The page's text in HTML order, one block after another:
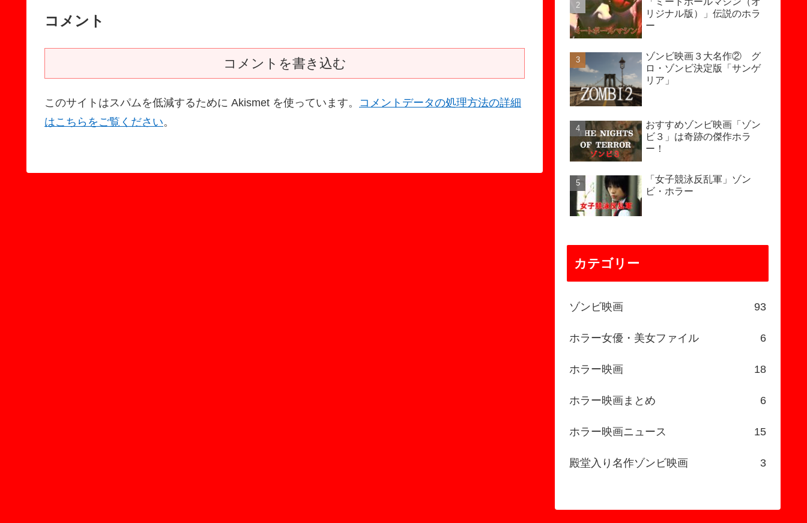
コメント
コメントを書き込む
このサイトはスパムを低減するために Akismet を使っています。 コメントデータの処理方法の詳細
はこちらをご覧ください。
リジナル版）」伝説のホラ
ー
ゾンビ映画３大名作② グ
ロ・ゾンビ決定版「サンゲ
リア」
おすすめゾンビ映画「ゾン
ビ３」は奇跡の傑作ホラ
ー！
「女子競泳反乱軍」ゾン
ビ・ホラー
カテゴリー
ゾンビ映画 93
ホラー女優・美女ファイル 6
ホラー映画 18
ホラー映画まとめ 6
ホラー映画ニュース 15
殿堂入り名作ゾンビ映画 3